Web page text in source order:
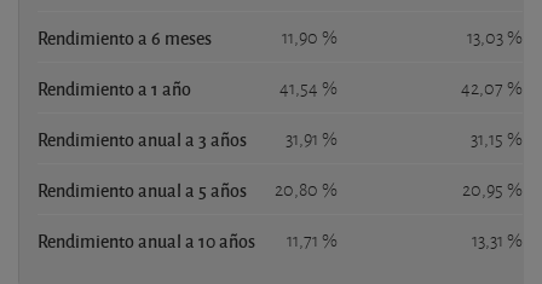
Rendimiento a 6 meses 11,90 % 13,03 %
Rendimiento a 1 año 41,54 % 42,07 %
Rendimiento anual a 3 años 31,91 % 31,15 %
Rendimiento anual a 5 años 20,80 % 20,95 %
Rendimiento anual a 10 años 11,71 % 13,31 %